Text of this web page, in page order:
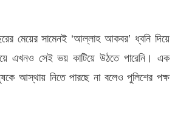
মেয়ের সামেনই ‘আল্লাহ আকবর’ ধ্বনি দিয়ে
এখনও সেই ভয় কাটিয়ে উঠতে পারেনি। এক
আস্থায় নিতে পারছে না বলেও পুলিশের পক্ষ